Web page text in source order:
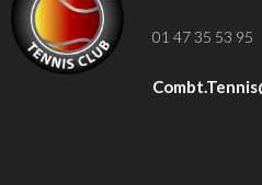
01 47 35 53 95